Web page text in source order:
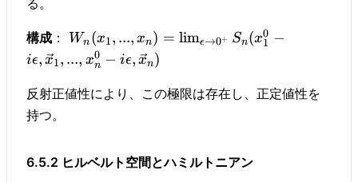
る。
構成 ： Wn (x1, ..., xn) = limϵ→0+ Sn(x1
0 −
iϵ, x1, ..., xn
0 − iϵ, xn)
反射正値性により、この極限は存在し、正定値性を
持つ。
6.5.2 ヒルベルト空間とハミルトニアン